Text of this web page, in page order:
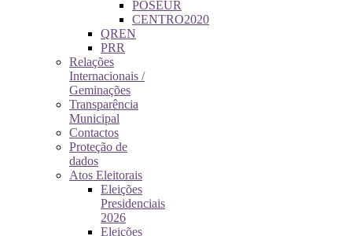
POSEUR
CENTRO2020
QREN
PRR
Relações
Internacionais /
Geminações
Transparência
Municipal
Contactos
Proteção de
dados
Atos Eleitorais
Eleições
Presidenciais
2026
Eleições